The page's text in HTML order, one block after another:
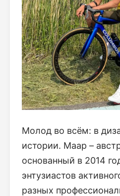
Молод во всём: в
истории. Maap –
основанный в 2014
энтузиастов
разных